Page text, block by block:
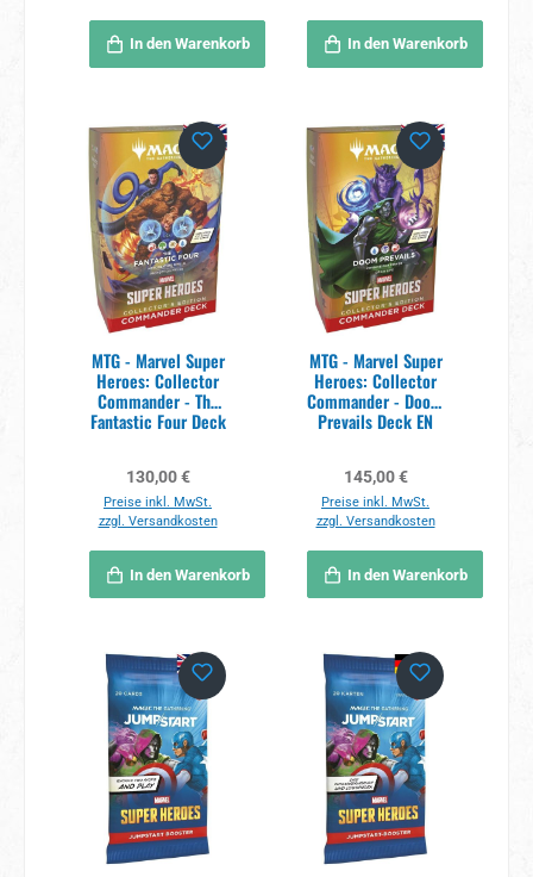
In den Warenkorb In den Warenkorb
MTG - Marvel Super
Heroes: Collector
Commander - The
Fantastic Four Deck
Regulärer Preis:
130,00 €
Preise inkl. MwSt.
zzgl. Versandkosten
In den Warenkorb
MTG - Marvel Super
Heroes: Collector
Commander - Doom
Prevails Deck EN
Regulärer Preis:
145,00 €
Preise inkl. MwSt.
zzgl. Versandkosten
In den Warenkorb